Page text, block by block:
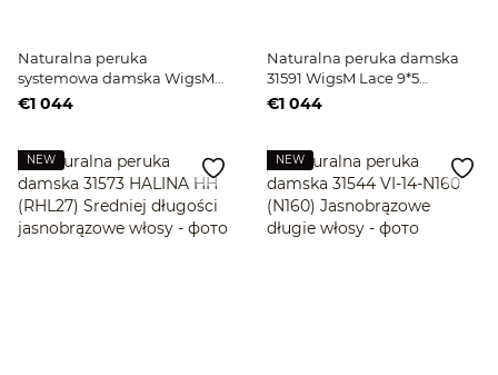
Naturalna peruka
systemowa damska WigsM
9*5 (B3/9/23) Blond długie
€1 044
Naturalna peruka damska
31591 WigsM Lace 9*5
(H18A/60) Blond długie włosy
€1 044
NEW NEW